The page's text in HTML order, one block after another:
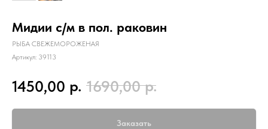
Мидии с/м в пол. раковин
РЫБА СВЕЖЕМОРОЖЕНАЯ
Артикул: 39113
1450,00 р. 1690,00 р.
Заказать